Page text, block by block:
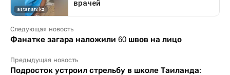
Следующая новость
Фанатке загара наложили 60 швов на лицо
Предыдущая новость
Подросток устроил стрельбу в школе Таиланда: